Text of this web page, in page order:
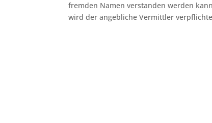
fremden Namen verstanden werden
wird der angebliche Vermittler